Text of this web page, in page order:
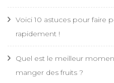
Voici 10 astuces pour faire
rapidement !
Quel est le meilleur
manger des fruits ?